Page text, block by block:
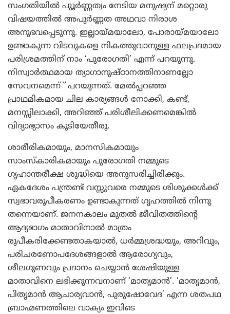
സംഗതിയില്‍ പുൂര്‍ണ്ണത്വം നേടിയ മനുഷ്യന് മറ്റൊരു
വിഷയത്തില്‍ അപൂര്‍ണ്ണത അഥവാ നിരാശ
അനുഭവപ്പെടുന്നു. ഇല്ലായ്മയാലോ, പോരായ്മയാലോ
ഉണ്ടാകുന്ന വിടവുകളെ നികത്തുവാനുള്ള ഫലപ്രദമായ
പരിശ്രമത്തിന് നാം ‘പുരോഗതി’ എന്ന് പറയുന്നു.
നിസ്വാര്‍ത്ഥമായ ത്യാഗാനുഷ്ഠാനത്തിനാണല്ലോ
സേവനമെന്ന്് പറയുന്നത്. മേല്‍പ്പറഞ്ഞ
പ്രാഥമികമായ ചില കാര്യങ്ങള്‍ നോക്കി, കണ്ട്,
മനസ്സിലാക്കി, അറിഞ്ഞ് പരിശീലിക്കണമെങ്കില്‍
വിദ്യാഭ്യാസം കൂടിയേതീരൂ.
ശാരീരികമായും, മാനസികമായും
സാംസ്‌കാരികമായും പുരോഗതി നമ്മുടെ
ഗൃഹാന്തരീക്ഷ ശുദ്ധിയെ അനുസരിച്ചിരിക്കും.
ഏകദേശം പന്ത്രണ്ട് വസ്സുവരെ നമ്മുടെ ശിശുക്കള്‍ക്ക്
സ്വഭാവരൂപീകരണം ഉണ്ടാകുന്നത് ഗൃഹത്തില്‍ നിന്നു
തന്നെയാണ്. ജനനകാലം മുതല്‍ ജീവിതത്തിന്റെ
ആദ്യഭാഗം മാതാവിനാല്‍ മാത്രം
രൂപീകരിക്കേണ്ടതാകയാല്‍, ധര്‍മ്മശ്രദ്ധയും, അറിവും,
പരിചരണോപദേശങ്ങളാല്‍ ആരോഗ്യവും,
ശീലഗുണവും പ്രദാനം ചെയ്യാന്‍ ശേഷിയുള്ള
മാതാവിനെ ലഭിക്കുന്നവനാണ് ‘മാതൃമാന്‍’. ‘മാതൃമാന്‍,
പിതൃമാന്‍ ആചാര്യവാന്‍, പുരുഷോവേദ’ എന്ന ശതപഥ
ബ്രാഹ്മണത്തിലെ വാക്യം ഇവിടെ